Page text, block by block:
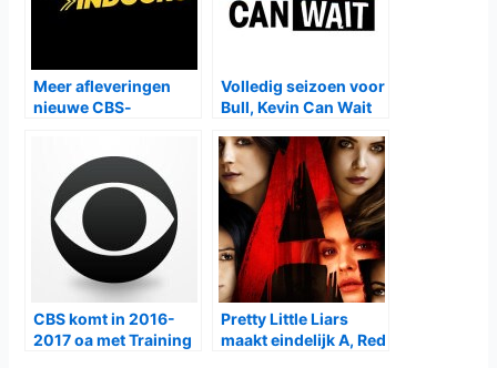
Meer afleveringen
nieuwe CBS-
Diplo do?
Volledig seizoen voor
Bull, Kevin Can Wait
CBS komt in 2016-
2017 oa met Training
Pretty Little Liars
maakt eindelijk A, Red